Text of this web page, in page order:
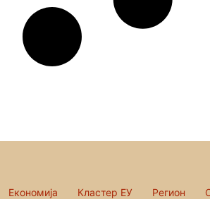
Економија Кластер ЕУ Регион